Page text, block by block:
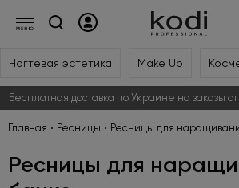
Ногтевая эстетика Make Up
Бесплатная доставка по Украине на заказы от
Главная Ресницы Ресницы для
Ресницы для